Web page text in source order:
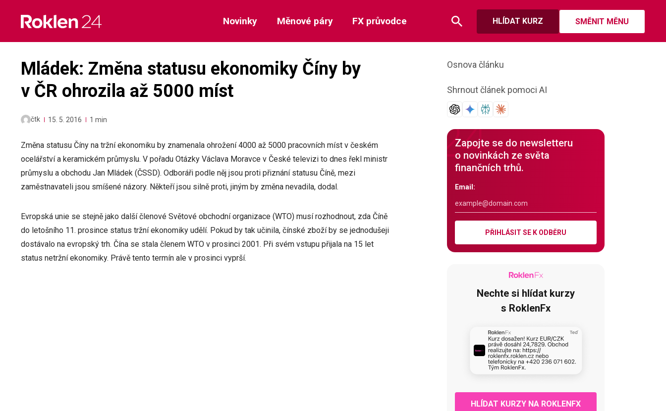
content
HLÍDAT KURZ SMĚNIT MĚNU
Novinky Měnové páry FX průvodce
Mládek: Změna statusu ekonomiky Číny by
v ČR ohrozila až 5000 míst
čtk 15. 5. 2016 1 min
Změna statusu Číny na tržní ekonomiku by znamenala ohrožení 4000 až 5000 pracovních míst v českém
ocelářství a keramickém průmyslu. V pořadu Otázky Václava Moravce v České televizi to dnes řekl ministr
průmyslu a obchodu Jan Mládek (ČSSD). Odboráři podle něj jsou proti přiznání statusu Číně, mezi
zaměstnavateli jsou smíšené názory. Někteří jsou silně proti, jiným by změna nevadila, dodal.
Evropská unie se stejně jako další členové Světové obchodní organizace (WTO) musí rozhodnout, zda Číně
do letošního 11. prosince status tržní ekonomiky udělí. Pokud by tak učinila, čínské zboží by se jednodušeji
dostávalo na evropský trh. Čína se stala členem WTO v prosinci 2001. Při svém vstupu přijala na 15 let
status netržní ekonomiky. Právě tento termín ale v prosinci vyprší.
Osnova článku
Shrnout článek pomoci AI
Zapojte se do newsletteru
o novinkách ze světa
finančních trhů.
Email:
PŘIHLÁSIT SE K ODBĚRU
Nechte si hlídat kurzy
s RoklenFx
HLÍDAT KURZY NA ROKLENFX